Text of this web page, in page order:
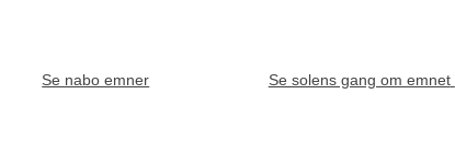
Se nabo emner Se solens gang om emnet